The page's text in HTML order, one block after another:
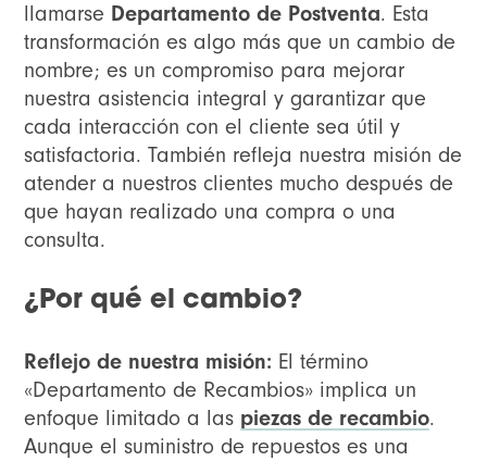
llamarse Departamento de Postventa. Esta
transformación es algo más que un cambio de
nombre; es un compromiso para mejorar
nuestra asistencia integral y garantizar que
cada interacción con el cliente sea útil y
satisfactoria. También refleja nuestra misión de
atender a nuestros clientes mucho después de
que hayan realizado una compra o una
consulta.
¿Por qué el cambio?
Reflejo de nuestra misión: El término
«Departamento de Recambios» implica un
enfoque limitado a las piezas de recambio.
Aunque el suministro de repuestos es una